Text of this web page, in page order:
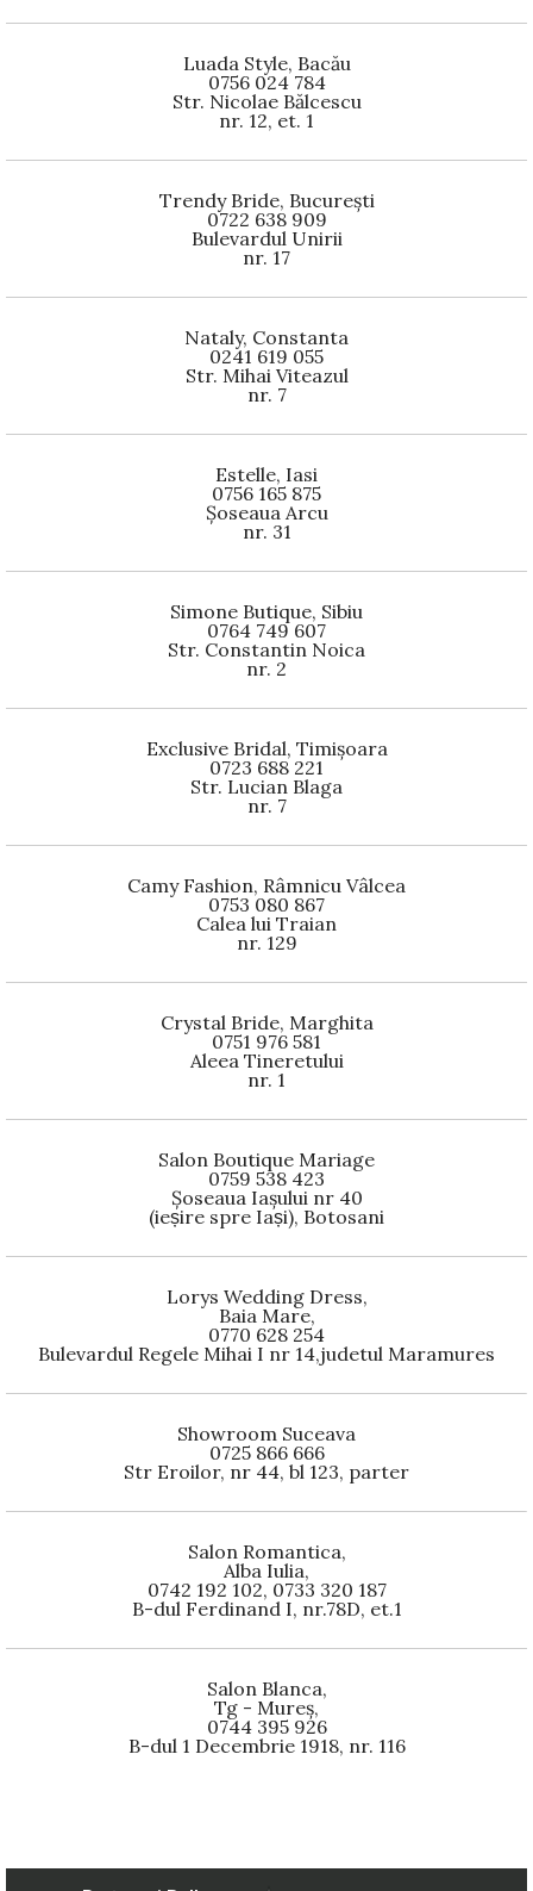
Luada Style, Bacău
0756 024 784
Str. Nicolae Bălcescu
nr. 12, et. 1
Trendy Bride, București
0722 638 909
Bulevardul Unirii
nr. 17
Nataly, Constanta
0241 619 055
Str. Mihai Viteazul
nr. 7
Estelle, Iasi
0756 165 875
Șoseaua Arcu
nr. 31
Simone Butique, Sibiu
0764 749 607
Str. Constantin Noica
nr. 2
Exclusive Bridal, Timișoara
0723 688 221
Str. Lucian Blaga
nr. 7
Camy Fashion, Râmnicu Vâlcea
0753 080 867
Calea lui Traian
nr. 129
Crystal Bride, Marghita
0751 976 581
Aleea Tineretului
nr. 1
Salon Boutique Mariage
0759 538 423
Șoseaua Iașului nr 40
(ieșire spre Iași), Botosani
Lorys Wedding Dress,
Baia Mare,
0770 628 254
Bulevardul Regele Mihai I nr 14,judetul Maramures
Showroom Suceava
0725 866 666
Str Eroilor, nr 44, bl 123, parter
Salon Romantica,
Alba Iulia,
0742 192 102, 0733 320 187
B-dul Ferdinand I, nr.78D, et.1
Salon Blanca,
Tg - Mureș,
0744 395 926
B-dul 1 Decembrie 1918, nr. 116